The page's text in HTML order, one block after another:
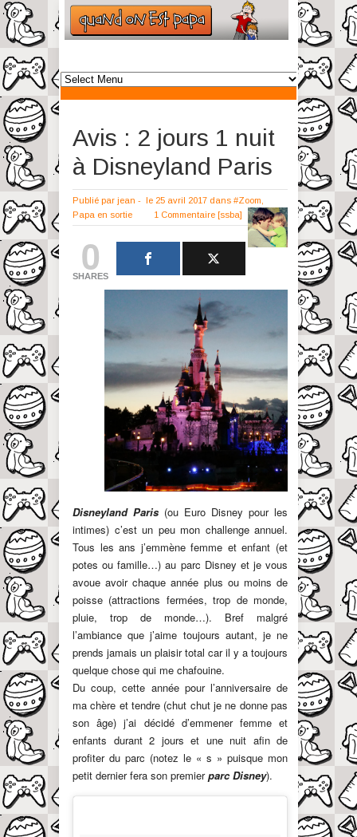
Avis : 2 jours 1 nuit
à Disneyland Paris
Publié par jean - le 25 avril 2017 dans #Zoom
Papa en sortie
1 Commentaire [ssba]
0
SHARES
Disneyland Paris (ou Euro Disney pour les
intimes) c’est un peu mon challenge annuel.
Tous les ans j’emmène femme et enfant (et
potes ou famille…) au parc Disney et je vous
avoue avoir chaque année plus ou moins de
poisse (attractions fermées, trop de monde,
pluie, trop de monde…). Bref malgré
l’ambiance que j’aime toujours autant, je ne
prends jamais un plaisir total car il y a toujours
quelque chose qui me chafouine.
Du coup, cette année pour l’anniversaire de
ma chère et tendre (chut chut je ne donne pas
son âge) j’ai décidé d’emmener femme et
enfants durant 2 jours et une nuit afin de
profiter du parc (notez le « s » puisque mon
petit dernier fera son premierparc Disney).